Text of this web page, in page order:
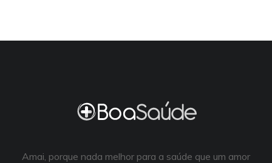
Amai, porque nada melhor para a saúde que um amor